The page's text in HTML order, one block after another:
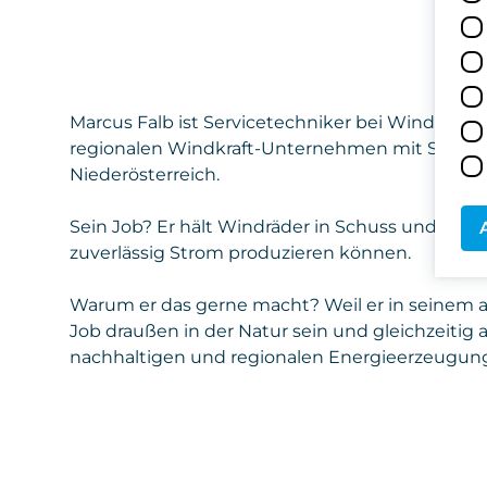
Marcus Falb ist Servicetechniker bei Windkraft
regionalen Windkraft-Unternehmen mit Sitz in
Niederösterreich.
Sein Job? Er hält Windräder in Schuss und
zuverlässig Strom produzieren können.
Warum er das gerne macht? Weil er in seinem
Job draußen in der Natur sein und gleichzeitig
nachhaltigen und regionalen